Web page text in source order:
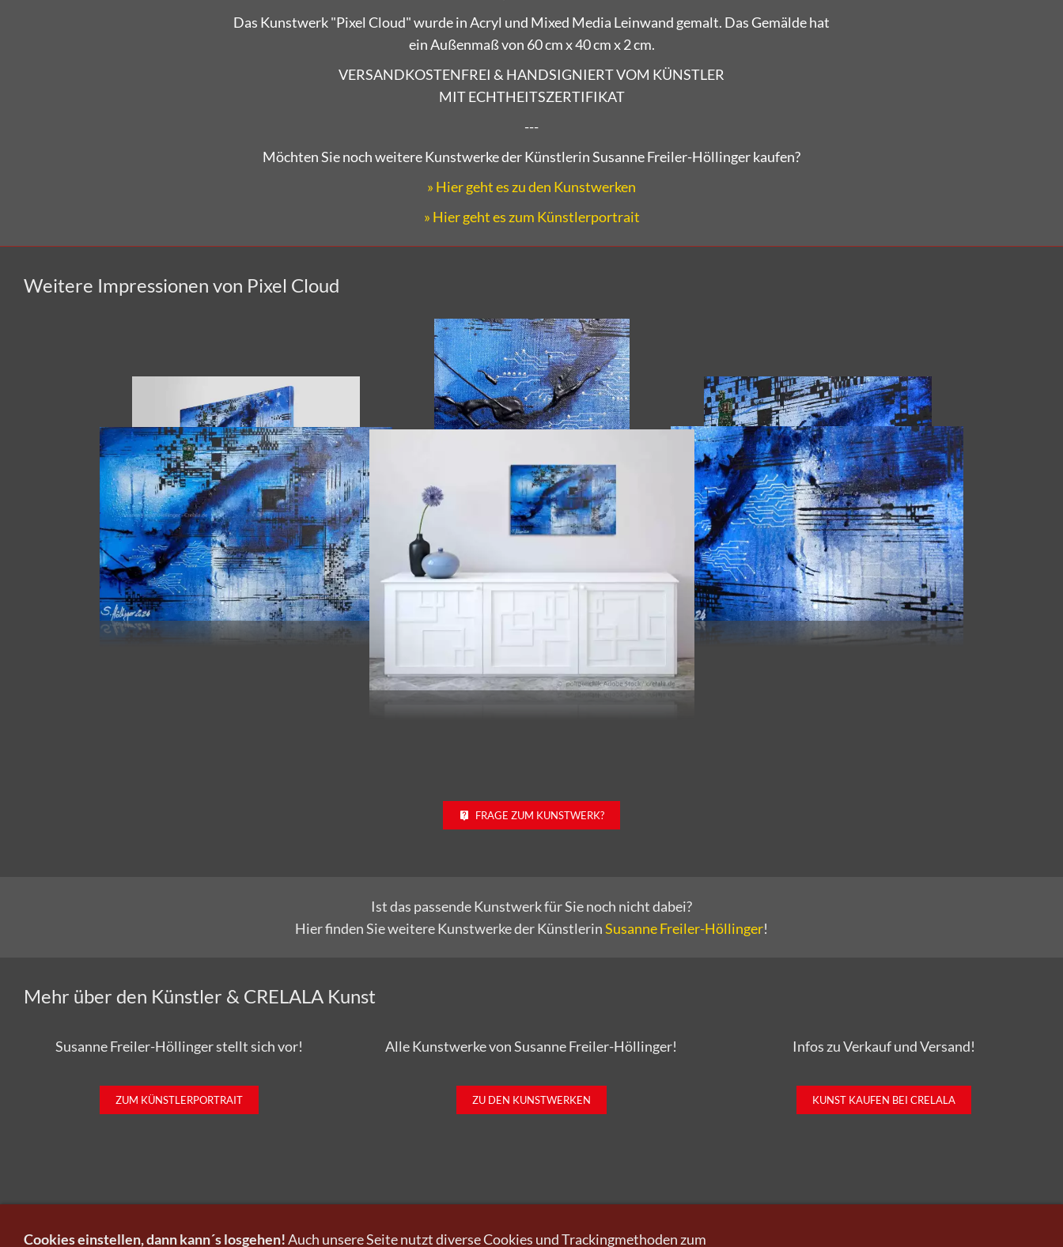
Das Kunstwerk "Pixel Cloud" wurde in Acryl und Mixed Media Leinwand gemalt. Das Gemälde hat
ein Außenmaß von 60 cm x 40 cm x 2 cm.
VERSANDKOSTENFREI & HANDSIGNIERT VOM KÜNSTLER
MIT ECHTHEITSZERTIFIKAT
---
Möchten Sie noch weitere Kunstwerke der Künstlerin Susanne Freiler-Höllinger kaufen?
» Hier geht es zu den Kunstwerken
» Hier geht es zum Künstlerportrait
Weitere Impressionen von Pixel Cloud
FRAGE ZUM KUNSTWERK?
Ist das passende Kunstwerk für Sie noch nicht dabei?
Hier finden Sie weitere Kunstwerke der KünstlerinSusanne Freiler-Höllinger!
Mehr über den Künstler & CRELALA Kunst
Susanne Freiler-Höllinger stellt sich vor!
ZUM KÜNSTLERPORTRAIT
Alle Kunstwerke von Susanne Freiler-Höllinger!
ZU DEN KUNSTWERKEN
Infos zu Verkauf und Versand!
KUNST KAUFEN BEI CRELALA
Kunst kaufenKunst verkaufenKontaktWirNewsletterDatenschutzImpressumAGBWiderruf
0151-21315985 D-64625 Bensheim
Cookies einstellen, dann kann´s losgehen!Auch unsere Seite nutzt diverse Cookies und Trackingmethoden zum